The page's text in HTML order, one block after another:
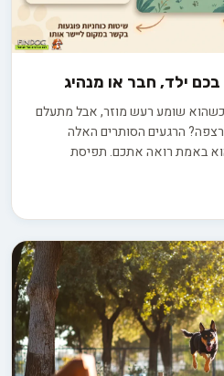
ילד, חבר או מנהיג
שומע רעש מוזר, אבל מתעלם
הרגעים הסותרים האלה
באמת רואה אתכם. תפיסת
העדכנית. בפועל, אתם ממלאים
מתנהג.